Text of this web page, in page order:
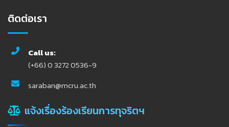
ติดต่อเรา
Call us:
(+66) 0 3272 0536-9
saraban@mcru.ac.th
แจ้งเรื่องร้องเรียนการทุจริตฯ